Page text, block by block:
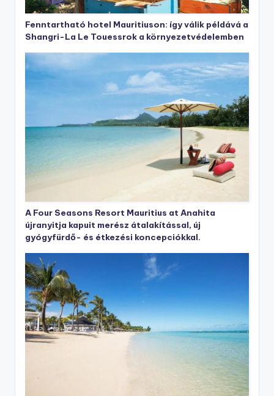
Fenntartható hotel Mauritiuson: így válik példává a
Shangri-La Le Touessrok a környezetvédelemben
A Four Seasons Resort Mauritius at Anahita
újranyitja kapuit merész átalakítással, új
gyógyfürdő- és étkezési koncepciókkal.